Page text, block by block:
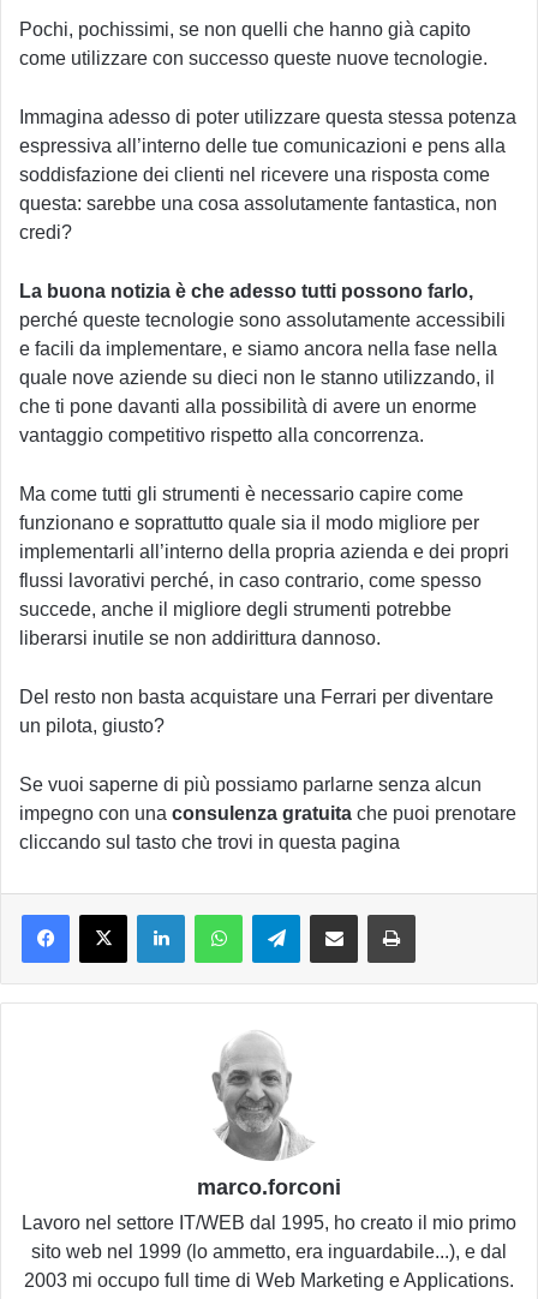
Pochi, pochissimi, se non quelli che hanno già capito
come utilizzare con successo queste nuove tecnologie.
Immagina adesso di poter utilizzare questa stessa potenza
espressiva all’interno delle tue comunicazioni e pens alla
soddisfazione dei clienti nel ricevere una risposta come
questa: sarebbe una cosa assolutamente fantastica, non
credi?
La buona notizia è che adesso tutti possono farlo,
perché queste tecnologie sono assolutamente accessibili
e facili da implementare, e siamo ancora nella fase nella
quale nove aziende su dieci non le stanno utilizzando, il
che ti pone davanti alla possibilità di avere un enorme
vantaggio competitivo rispetto alla concorrenza.
Ma come tutti gli strumenti è necessario capire come
funzionano e soprattutto quale sia il modo migliore per
implementarli all’interno della propria azienda e dei propri
flussi lavorativi perché, in caso contrario, come spesso
succede, anche il migliore degli strumenti potrebbe
liberarsi inutile se non addirittura dannoso.
Del resto non basta acquistare una Ferrari per diventare
un pilota, giusto?
Se vuoi saperne di più possiamo parlarne senza alcun
impegno con una consulenza gratuita che puoi prenotare
cliccando sul tasto che trovi in questa pagina
LinkedInWhatsAppTelegramCondividi via email Stampa
marco.forconi
Lavoro nel settore IT/WEB dal 1995, ho creato il mio primo
sito web nel 1999 (lo ammetto, era inguardabile...), e dal
2003 mi occupo full time di Web Marketing e Applications.